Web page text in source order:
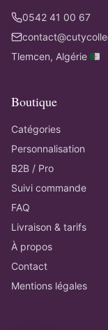
0542 41 00 67
Tlemcen, Algérie 🇩🇿
Boutique
Catégories
Personnalisation
B2B / Pro
Suivi commande
FAQ
Livraison & tarifs
À propos
Contact
Mentions légales